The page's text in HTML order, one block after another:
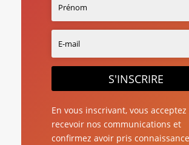
S'INSCRIRE
En vous inscrivant, vous acceptez
recevoir nos communications et
confirmez avoir pris